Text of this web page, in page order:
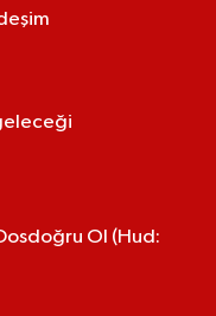
geleceği
Ol (Hud: